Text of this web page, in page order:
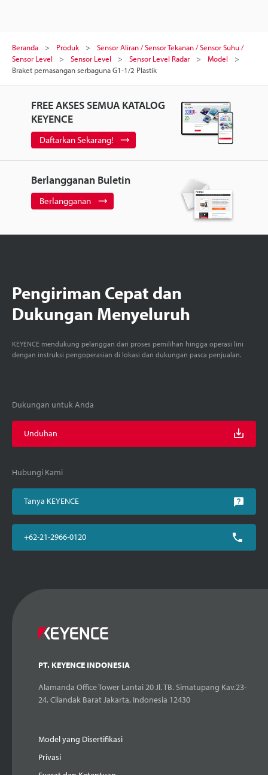
Beranda Produk
Sensor Aliran / Sensor Tekanan / Sensor Suhu /
Sensor Level
Sensor Level Sensor Level Radar
Model
Braket pemasangan serbaguna G1-1/2 Plastik
FREE AKSES SEMUA KATALOG
KEYENCE
Daftarkan Sekarang!
Berlangganan Buletin
Berlangganan
Pengiriman Cepat dan
Dukungan Menyeluruh
KEYENCE mendukung pelanggan dari proses pemilihan hingga operasi lini
dengan instruksi pengoperasian di lokasi dan dukungan pasca penjualan.
Dukungan untuk Anda
Unduhan
Hubungi Kami
Tanya KEYENCE
+62-21-2966-0120
PT. KEYENCE INDONESIA
Alamanda Office Tower Lantai 20 Jl. TB. Simatupang Kav.23-
24, Cilandak Barat Jakarta, Indonesia 12430
Model yang Disertifikasi
Privasi